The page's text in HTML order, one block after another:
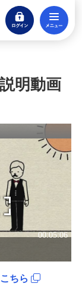
ログイン
閉じる
ンド」商品説
ァンド」商
ロケーショ
明動画
ちら